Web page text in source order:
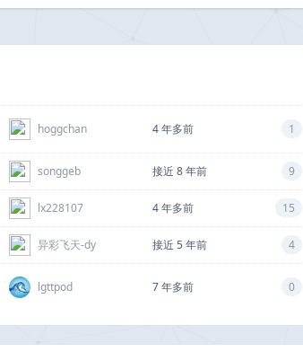
hoggchan 4 年多前 1
songgeb 接近 8 年前 9
lx228107 4 年多前 15
异彩飞天-dy 接近 5 年前 4
lgttpod 7 年多前 0